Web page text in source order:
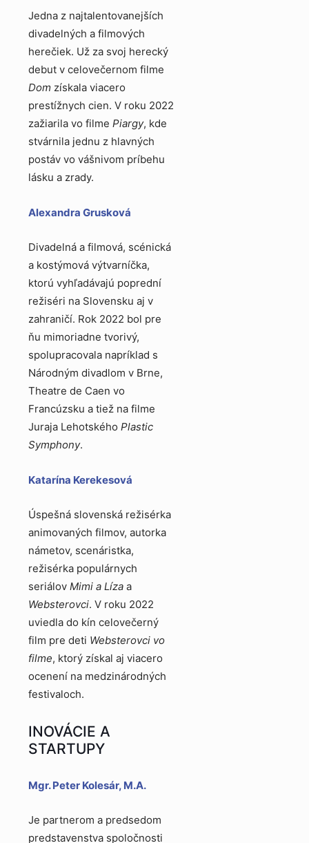
Jedna z najtalentovanejších
divadelných a filmových
herečiek. Už za svoj herecký
debut v celovečernom filme
Dom získala viacero
prestížnych cien. V roku 2022
zažiarila vo filme Piargy, kde
stvárnila jednu z hlavných
postáv vo vášnivom príbehu
lásku a zrady.
Alexandra Grusková
Divadelná a filmová, scénická
a kostýmová výtvarníčka,
ktorú vyhľadávajú poprední
režiséri na Slovensku aj v
zahraničí. Rok 2022 bol pre
ňu mimoriadne tvorivý,
spolupracovala napríklad s
Národným divadlom v Brne,
Theatre de Caen vo
Francúzsku a tiež na filme
Juraja Lehotského Plastic
Symphony.
Katarína Kerekesová
Úspešná slovenská režisérka
animovaných filmov, autorka
námetov, scenáristka,
režisérka populárnych
seriálov Mimi a Líza a
Websterovci. V roku 2022
uviedla do kín celovečerný
film pre deti Websterovci vo
filme, ktorý získal aj viacero
ocenení na medzinárodných
festivaloch.
INOVÁCIE A
STARTUPY
Mgr. Peter Kolesár, M.A.
Je partnerom a predsedom
predstavenstva spoločnosti